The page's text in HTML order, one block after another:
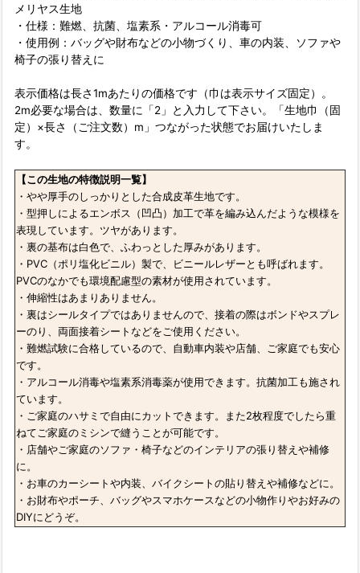
メリヤス生地
・仕様：難燃、抗菌、塩素系・アルコール消毒可
・使用例：バッグや財布などの小物づくり、車の内装、ソファや
椅子の張り替えに
表示価格は長さ1mあたりの価格です（巾は表示サイズ固定）。
2m必要な場合は、数量に「2」と入力して下さい。「生地巾（固
定）×長さ（ご注文数）m」つながった状態でお届けいたしま
す。
【この生地の特徴説明一覧】
・やや厚手のしっかりとした合成皮革生地です。
・型押しによるエンボス（凹凸）加工で革を編み込んだような模様を
表現しています。ツヤがあります。
・裏の基布は白色で、ふわっとした厚みがあります。
・PVC（ポリ塩化ビニル）製で、ビニールレザーとも呼ばれます。
PVCのなかでも環境配慮型の素材が使用されています。
・伸縮性はあまりありません。
・裏はシールタイプではありませんので、接着の際はボンドやスプレ
ーのり、両面接着シートなどをご使用ください。
・難燃試験に合格しているので、自動車内装や店舗、ご家庭でも安心
です。
・アルコール消毒や塩素系消毒薬が使用できます。抗菌加工も施され
ています。
・ご家庭のハサミで自由にカットできます。また2枚程度でしたら重
ねてご家庭のミシンで縫うことが可能です。
・店舗やご家庭のソファ・椅子などのインテリアの張り替えや補修
に。
・お車のカーシートや内装、バイクシートの貼り替えや補修などに。
・お財布やポーチ、バッグやスマホケースなどの小物作りやお好みの
DIYにどうぞ。